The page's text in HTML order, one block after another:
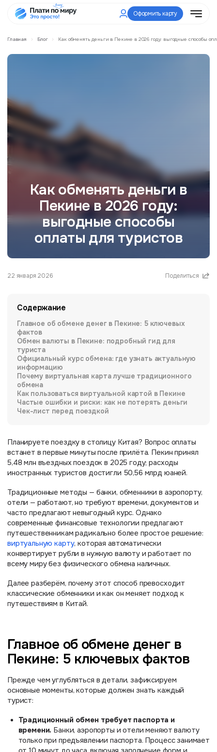
Оформить карту
Главная Блог Как обменять деньги в Пекине в 2026 году: выгодные способы
Как обменять деньги в
Пекине в 2026 году:
выгодные способы
оплаты для туристов
22 января 2026 Поделиться
Содержание
Главное об обмене денег в Пекине: 5 ключевых
фактов
Обмен валюты в Пекине: подробный гид для
туриста
Официальный курс обмена: где узнать актуальную
информацию
Почему виртуальная карта лучше традиционного
обмена
Как пользоваться виртуальной картой в Пекине
Частые ошибки и риски: как не потерять деньги
Чек-лист перед поездкой
Планируете поездку в столицу Китая? Вопрос оплаты
встанет в первые минуты после прилёта. Пекин принял
5,48 млн въездных поездок в 2025 году; расходы
иностранных туристов достигли 50,56 млрд юаней.
Традиционные методы — банки, обменники в аэропорту,
отели — работают, но требуют времени, документов и
часто предлагают невыгодный курс. Однако
современные финансовые технологии предлагают
путешественникам радикально более простое решение:
виртуальную карту, которая автоматически
конвертирует рубли в нужную валюту и работает по
всему миру без физического обмена наличных.
Далее разберём, почему этот способ превосходит
классические обменники и как он меняет подход к
путешествиям в Китай.
Главное об обмене денег в
Пекине: 5 ключевых фактов
Прежде чем углубляться в детали, зафиксируем
основные моменты, которые должен знать каждый
турист:
Традиционный обмен требует паспорта и
времени. Банки, аэропорты и отели меняют валюту
только при предъявлении паспорта. Процесс занимает